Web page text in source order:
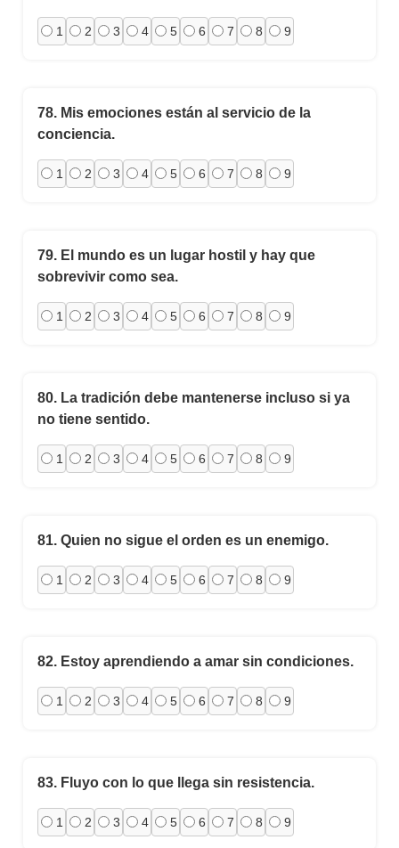
1 2 3 4 5 6 7 8 9
78. Mis emociones están al servicio de la
conciencia.
1 2 3 4 5 6 7 8 9
79. El mundo es un lugar hostil y hay que
sobrevivir como sea.
1 2 3 4 5 6 7 8 9
80. La tradición debe mantenerse incluso si ya
no tiene sentido.
1 2 3 4 5 6 7 8 9
81. Quien no sigue el orden es un enemigo.
1 2 3 4 5 6 7 8 9
82. Estoy aprendiendo a amar sin condiciones.
1 2 3 4 5 6 7 8 9
83. Fluyo con lo que llega sin resistencia.
1 2 3 4 5 6 7 8 9